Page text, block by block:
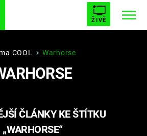
ŽIVĚ
BUFFY, PŘEMOŽITELKA UPÍRŮ
AVENGERS 5
COOL Warhorse
ČLÁNKY KE ŠTÍTKU
„WARHORSE“